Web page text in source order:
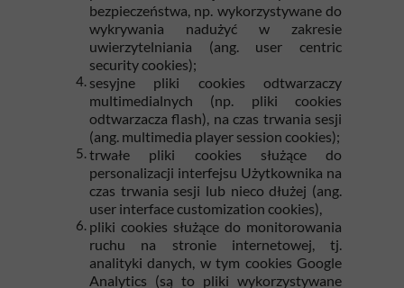
bezpieczeństwa, np. wykorzystywane do
wykrywania nadużyć w zakresie
uwierzytelniania (ang. user centric
security cookies);
sesyjne pliki cookies odtwarzaczy
multimedialnych (np. pliki cookies
odtwarzacza flash), na czas trwania sesji
(ang. multimedia player session cookies);
trwałe pliki cookies służące do
personalizacji interfejsu Użytkownika na
czas trwania sesji lub nieco dłużej (ang.
user interface customization cookies),
pliki cookies służące do monitorowania
ruchu na stronie internetowej, tj.
analityki danych, w tym cookies Google
Analytics (są to pliki wykorzystywane